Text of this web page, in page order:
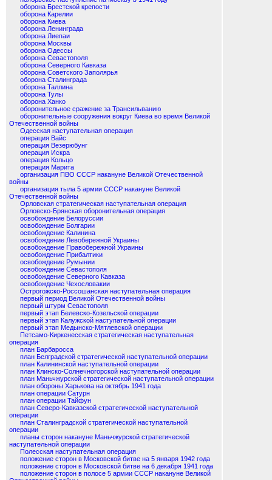
оборона Брестской крепости
оборона Карелии
оборона Киева
оборона Ленинграда
оборона Лиепаи
оборона Москвы
оборона Одессы
оборона Севастополя
оборона Северного Кавказа
оборона Советского Заполярья
оборона Сталинграда
оборона Таллина
оборона Тулы
оборона Ханко
оборонительное сражение за Трансильванию
оборонительные сооружения вокруг Киева во время Великой
Отечественной войны
Одесская наступательная операция
операция Вайс
операция Везерюбунг
операция Искра
операция Кольцо
операция Марита
организация ПВО СССР накануне Великой Отечественной
войны
организация тыла 5 армии СССР накануне Великой
Отечественной войны
Орловская стратегическая наступательная операция
Орловско-Брянская оборонительная операция
освобождение Белоруссии
освобождение Болгарии
освобождение Калинина
освобождение Левобережной Украины
освобождение Правобережной Украины
освобождение Прибалтики
освобождение Румынии
освобождение Севастополя
освобождение Северного Кавказа
освобождение Чехословакии
Острогожско-Россошанская наступательная операция
первый период Великой Отечественной войны
первый штурм Севастополя
первый этап Белевско-Козельской операции
первый этап Калужской наступательной операции
первый этап Медынско-Мятлевской операции
Петсамо-Киркенесская стратегическая наступательная
операция
план Барбаросса
план Белградской стратегической наступательной операции
план Калининской наступательной операции
план Клинско-Солнечногорской наступательной операции
план Маньчжурской стратегической наступательной операции
план обороны Харькова на октябрь 1941 года
план операции Сатурн
план операции Тайфун
план Северо-Кавказской стратегической наступательной
операции
план Сталинградской стратегической наступательной
операции
планы сторон накануне Маньчжурской стратегической
наступательной операции
Полесская наступательная операция
положение сторон в Московской битве на 5 января 1942 года
положение сторон в Московской битве на 6 декабря 1941 года
положение сторон в полосе 5 армии СССР накануне Великой